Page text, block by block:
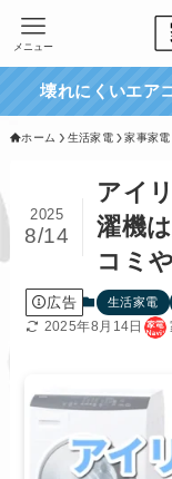
メニュー
壊れにくいエア
ホーム 生活家電 家事家電
アイ
濯機
コミ
2025
8/14
広告 生活家電
2025年8月14日